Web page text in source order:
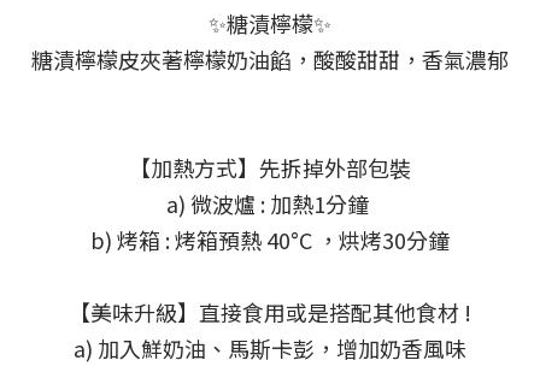
✨糖漬檸檬✨
糖漬檸檬皮夾著檸檬奶油餡，酸酸甜甜，香氣濃郁
【加熱方式】先拆掉外部包裝
a) 微波爐 : 加熱1分鐘
b) 烤箱 : 烤箱預熱 40°C ，烘烤30分鐘
【美味升級】直接食用或是搭配其他食材 !
a) 加入鮮奶油、馬斯卡彭，增加奶香風味